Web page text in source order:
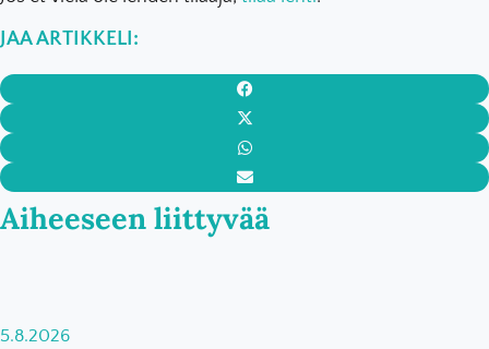
JAA ARTIKKELI:
Aiheeseen liittyvää
5.8.2026